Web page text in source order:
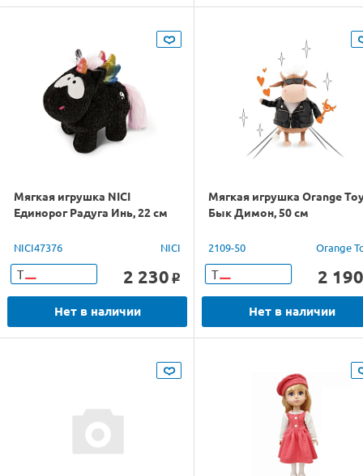
Мягкая игрушка NICI
Единорог Радуга Инь, 22 см
NICI47376 NICI
Т 2 230 o
Нет в наличии
Мягкая игрушка Orange
Бык Димон, 50 см
2109-50 Orange
Т 2 190
Нет в наличии